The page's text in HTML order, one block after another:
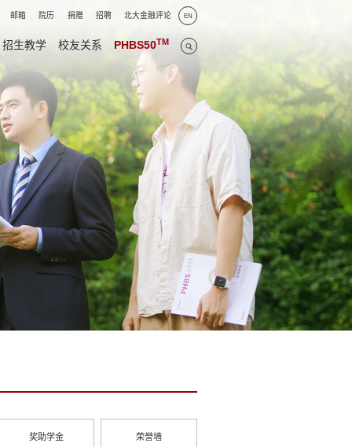
邮箱 院历 捐赠 招聘 北大金融评论 EN
招生教学 校友关系 PHBS50TM
奖助学金 荣誉墙